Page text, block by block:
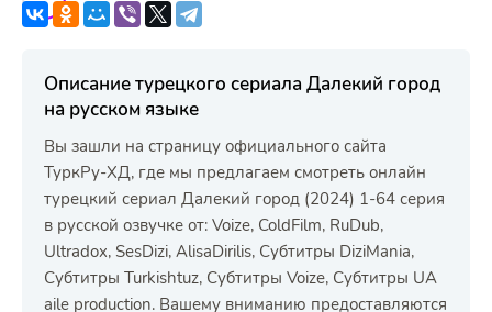
Описание турецкого сериала Далекий город
на русском языке
Вы зашли на страницу официального сайта
ТуркРу-ХД, где мы предлагаем смотреть онлайн
турецкий сериал Далекий город (2024) 1-64 серия
в русской озвучке от: Voize, ColdFilm, RuDub,
Ultradox, SesDizi, AlisaDirilis, Субтитры DiziMania,
Субтитры Turkishtuz, Субтитры Voize, Субтитры UA
aile production. Вашему вниманию предоставляются